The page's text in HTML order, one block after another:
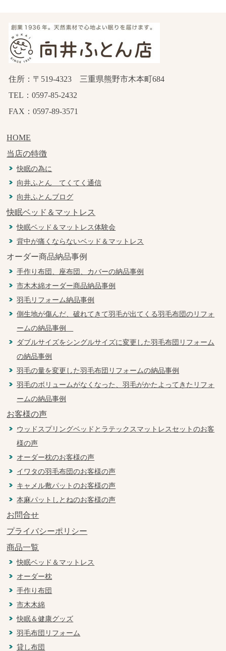
住所：〒519-4323 三重県熊野市木本町684
TEL：0597-85-2432
FAX：0597-89-3571
HOME
当店の特徴
快眠の為に
向井ふとん てくてく通信
向井ふとんブログ
快眠ベッド＆マットレス
快眠ベッド＆マットレス体験会
背中が痛くならないベッド＆マットレス
オーダー商品納品事例
手作り布団、座布団、カバーの納品事例
市木木綿オーダー商品納品事例
羽毛リフォーム納品事例
側生地が傷んだ、破れてきて羽毛が出てくる羽毛布団のリフォ
ームの納品事例
ダブルサイズをシングルサイズに変更した羽毛布団リフォーム
の納品事例
羽毛の量を変更した羽毛布団リフォームの納品事例
羽毛のボリュームがなくなった、羽毛がかたよってきたリフォ
ームの納品事例
お客様の声
ウッドスプリングベッドとラテックスマットレスセットのお客
様の声
オーダー枕のお客様の声
イワタの羽毛布団のお客様の声
キャメル敷パットのお客様の声
本麻パットしとねのお客様の声
お問合せ
プライバシーポリシー
商品一覧
快眠ベッド＆マットレス
オーダー枕
手作り布団
市木木綿
快眠＆健康グッズ
羽毛布団リフォーム
貸し布団